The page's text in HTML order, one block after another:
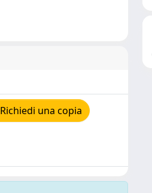
Richiedi una copia